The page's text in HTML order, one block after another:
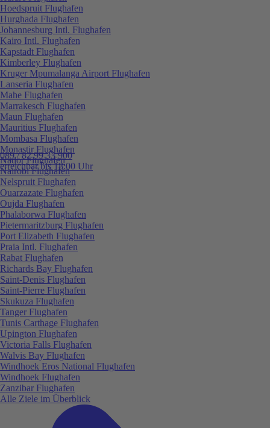
089 / 82 99 33 900
erreichbar bis 18:00 Uhr
Hoedspruit Flughafen
Hurghada Flughafen
Johannesburg Intl. Flughafen
Kairo Intl. Flughafen
Kapstadt Flughafen
Kimberley Flughafen
Kruger Mpumalanga Airport Flughafen
Lanseria Flughafen
Mahe Flughafen
Marrakesch Flughafen
Maun Flughafen
Mauritius Flughafen
Mombasa Flughafen
Monastir Flughafen
Nador Flughafen
Nairobi Flughafen
Nelspruit Flughafen
Ouarzazate Flughafen
Oujda Flughafen
Phalaborwa Flughafen
Pietermaritzburg Flughafen
Port Elizabeth Flughafen
Praia Intl. Flughafen
Rabat Flughafen
Richards Bay Flughafen
Saint-Denis Flughafen
Saint-Pierre Flughafen
Skukuza Flughafen
Tanger Flughafen
Tunis Carthage Flughafen
Upington Flughafen
Victoria Falls Flughafen
Walvis Bay Flughafen
Windhoek Eros National Flughafen
Windhoek Flughafen
Zanzibar Flughafen
Alle Ziele im Überblick